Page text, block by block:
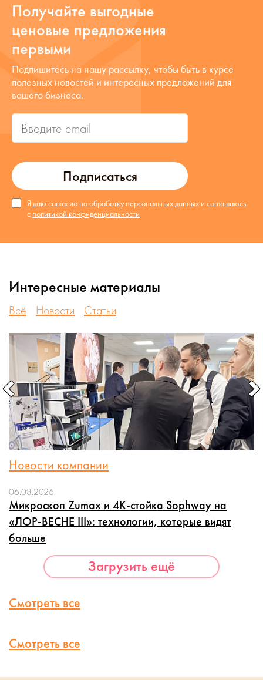
Получайте выгодные
ценовые предложения
первыми
Подписаться
Я даю согласие на обработку персональных данных и соглашаюсь
с политикой конфиденциальности
Подпишитесь на нашу рассылку, чтобы быть в курсе
полезных новостей и интересных предложений для
вашего бизнеса.
Интересные материалы
Всё Новости Статьи
Новости компании
06.08.2026
Микроскоп Zumax и 4K-стойка Sophway на
«ЛОР-ВЕСНЕ III»: технологии, которые видят
больше
Загрузить ещё
Смотреть все
Смотреть все